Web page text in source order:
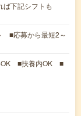
下記シフトも
■応募から最短2～
OK ■扶養内OK ■